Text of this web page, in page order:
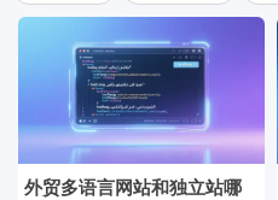
外贸多语言网站和独立站哪